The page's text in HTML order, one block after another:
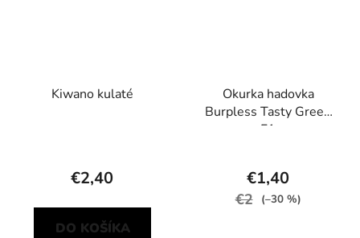
Kiwano kulaté
€2,40
DO KOŠÍKA
Okurka hadovka
Burpless Tasty Green
F1
€1,40
€2 (–30 %)